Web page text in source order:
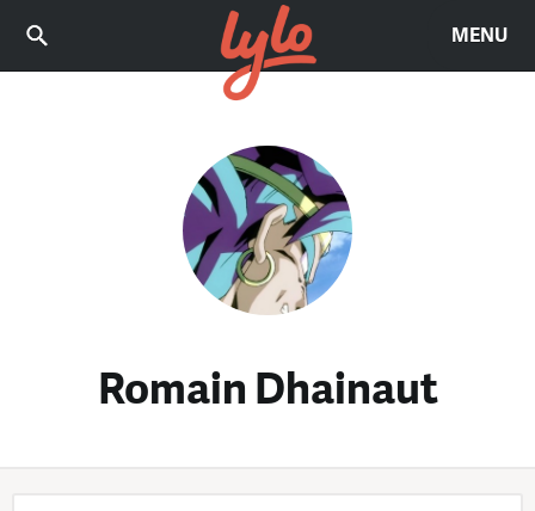
MENU
Romain Dhainaut